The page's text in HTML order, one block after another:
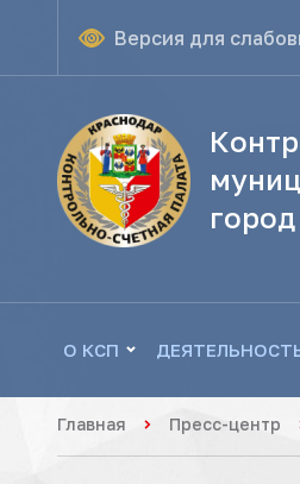
Версия для
О КСП
Главная Пресс-центр